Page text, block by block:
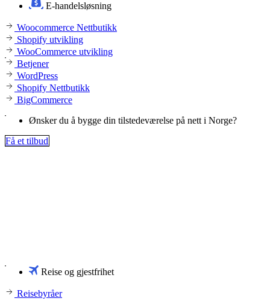
E-handelsløsning
Woocommerce Nettbutikk
Shopify utvikling
WooCommerce utvikling
Betjener
WordPress
Shopify Nettbutikk
BigCommerce
Ønsker du å bygge din tilstedeværelse på nett i Norge?
Få et tilbud
Reise og gjestfrihet
Reisebyråer